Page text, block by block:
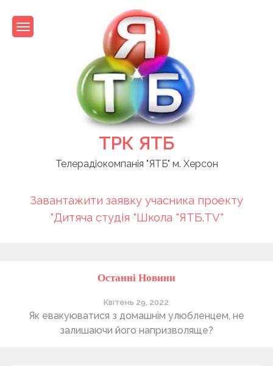
content
ТРК ЯТБ
Телерадіокомпанія "ЯТБ" м. Херсон
Завантажити заявку учасника проекту
"Дитяча студія "Школа "ЯТБ.TV"
Останні Новини
Квітень 29, 2022
Як евакуюватися з домашнім улюбленцем, не
залишаючи його напризволяще?